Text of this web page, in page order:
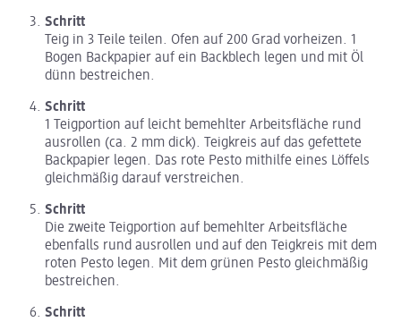
Schritt
Teig in 3 Teile teilen. Ofen auf 200 Grad vorheizen. 1
Bogen Backpapier auf ein Backblech legen und mit Öl
dünn bestreichen.
Schritt
1 Teigportion auf leicht bemehlter Arbeitsfläche rund
ausrollen (ca. 2 mm dick). Teigkreis auf das gefettete
Backpapier legen. Das rote Pesto mithilfe eines Löffels
gleichmäßig darauf verstreichen.
Schritt
Die zweite Teigportion auf bemehlter Arbeitsfläche
ebenfalls rund ausrollen und auf den Teigkreis mit dem
roten Pesto legen. Mit dem grünen Pesto gleichmäßig
bestreichen.
Schritt